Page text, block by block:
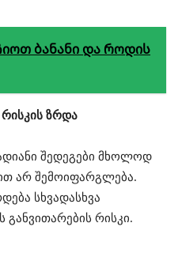
ბანანი და როდის
ზრდა
შედეგები მხოლოდ
არ შემოიფარგლება.
სხვადასხვა
რისკი.